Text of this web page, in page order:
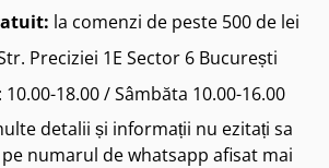
la comenzi de peste 500 de lei
Preciziei 1E Sector 6 București
10.00-18.00 / Sâmbăta 10.00-16.00
detalii și informații nu ezitați sa
numarul de whatsapp afisat mai